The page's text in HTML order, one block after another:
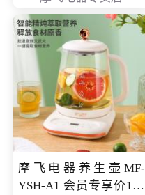
摩飞电器养生壶MF-
YSH-A1 会员专享价198